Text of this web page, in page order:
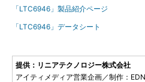
「LTC6946」製品紹介ページ
「LTC6946」データシート
提供：リニアテクノロジー株式会社
アイティメディア営業企画／制作：